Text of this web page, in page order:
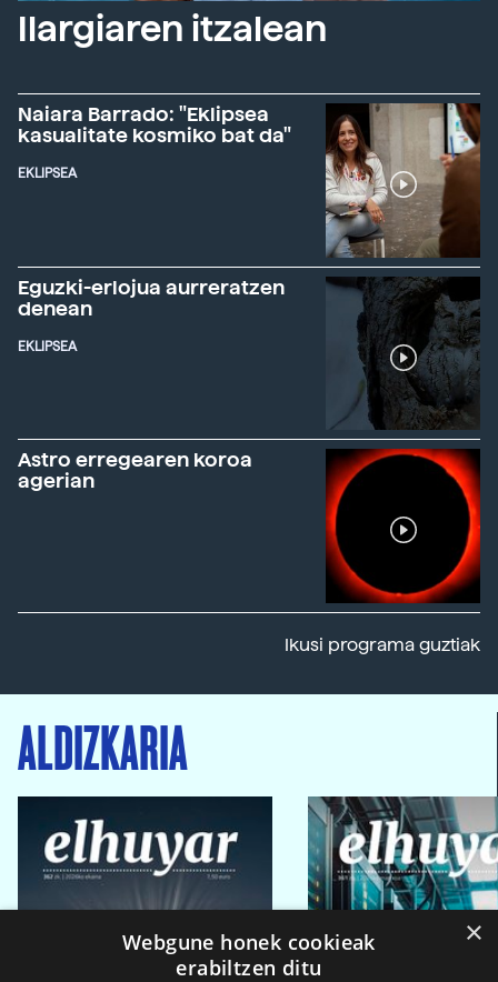
Ilargiaren itzalean
Naiara Barrado: "Eklipsea
kasualitate kosmiko bat da"
EKLIPSEA
Eguzki-erlojua aurreratzen
denean
EKLIPSEA
Astro erregearen koroa
agerian
Ikusi programa guztiak
ALDIZKARIA
×
Webgune honek cookieak
erabiltzen ditu